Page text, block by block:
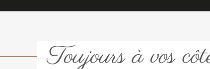
Toujours à vos